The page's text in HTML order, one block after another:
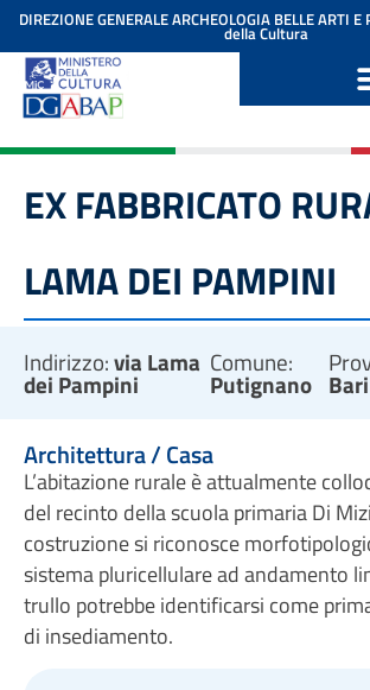
contenuto
DIREZIONE GENERALE ARCHEOLOGIA BELLE ARTI E
della Cultura
EX FABBRICATO
LAMA DEI PAMPINI
Indirizzo:via Lama
dei Pampini
Comune:
Putignano Bari
Architettura / Casa
L’abitazione rurale è attualmente
del recinto della scuola primaria Di
costruzione si riconosce
sistema pluricellulare ad andamento
trullo potrebbe identificarsi come
di insediamento.